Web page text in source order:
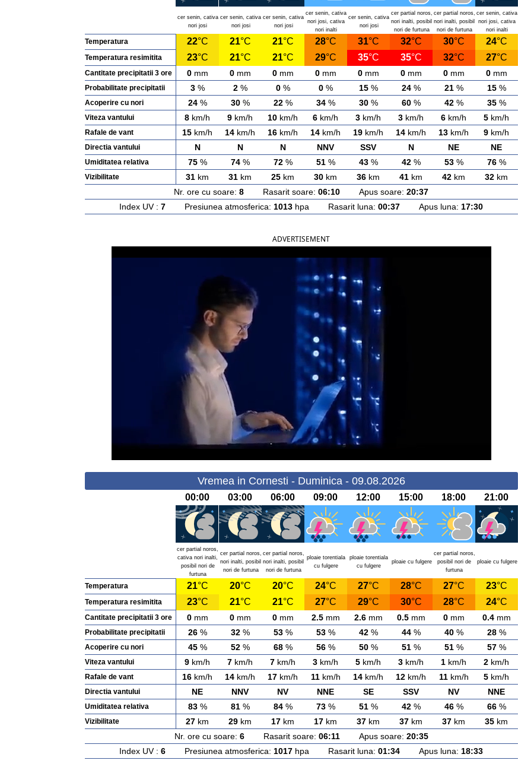
cer senin, cativa
nori josi
cer senin, cativa
nori josi
cer senin, cativa
nori josi
cer senin, cativa
nori josi, cativa
nori inalti
cer senin, cativa
nori josi
cer partial noros,
nori inalti, posibil
nori de furtuna
cer partial noros,
nori inalti, posibil
nori de furtuna
cer senin, cativa
nori josi, cativa
nori inalti
Temperatura 22°C 21°C 21°C 28°C 31°C 32°C 30°C 24°C
Temperatura resimitita 23°C 21°C 21°C 29°C 35°C 35°C 32°C 27°C
Cantitate precipitatii 3 ore 0mm 0mm 0mm 0mm 0mm 0mm 0mm 0mm
Probabilitate precipitatii 3% 2% 0% 0% 15% 24% 21% 15%
Acoperire cu nori 24% 30% 22% 34% 30% 60% 42% 35%
Viteza vantului 8 km/h 9 km/h 10 km/h 6 km/h 3 km/h 3 km/h 6 km/h 5 km/h
Rafale de vant 15 km/h 14 km/h 16 km/h 14 km/h 19 km/h 14 km/h 13 km/h 9 km/h
Directia vantului N N N NNV SSV N NE NE
Umiditatea relativa 75% 74% 72% 51% 43% 42% 53% 76%
Vizibilitate 31 km 31 km 25 km 30 km 36 km 41 km 42 km 32 km
Nr. ore cu soare: 8 Rasarit soare: 06:10 Apus soare: 20:37
Index UV : 7 Presiunea atmosferica: 1013 hpa Rasarit luna: 00:37 Apus luna: 17:30
ADVERTISEMENT
Vremea in Cornesti - Duminica - 09.08.2026
00:00 03:00 06:00 09:00 12:00 15:00 18:00 21:00
cer partial noros,
cativa nori inalti,
posibil nori de
furtuna
cer partial noros,
nori inalti, posibil
nori de furtuna
cer partial noros,
nori inalti, posibil
nori de furtuna
ploaie torentiala
cu fulgere
ploaie torentiala
cu fulgere
ploaie cu fulgere
cer partial noros,
posibil nori de
furtuna
ploaie cu fulgere
Temperatura 21°C 20°C 20°C 24°C 27°C 28°C 27°C 23°C
Temperatura resimitita 23°C 21°C 21°C 27°C 29°C 30°C 28°C 24°C
Cantitate precipitatii 3 ore 0mm 0mm 0mm 2.5mm 2.6mm 0.5mm 0mm 0.4mm
Probabilitate precipitatii 26% 32% 53% 53% 42% 44% 40% 28%
Acoperire cu nori 45% 52% 68% 56% 50% 51% 51% 57%
Viteza vantului 9 km/h 7 km/h 7 km/h 3 km/h 5 km/h 3 km/h 1 km/h 2 km/h
Rafale de vant 16 km/h 14 km/h 17 km/h 11km/h 14 km/h 12 km/h 11km/h 5 km/h
Directia vantului NE NNV NV NNE SE SSV NV NNE
Umiditatea relativa 83% 81% 84% 73% 51% 42% 46% 66%
Vizibilitate 27 km 29 km 17 km 17 km 37 km 37 km 37 km 35 km
Nr. ore cu soare: 6Rasarit soare: 06:11Apus soare: 20:35
Index UV : 6 Presiunea atmosferica: 1017 hpa Rasarit luna: 01:34 Apus luna: 18:33